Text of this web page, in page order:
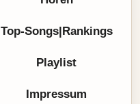
Top-Songs|Rankings
Playlist
Impressum